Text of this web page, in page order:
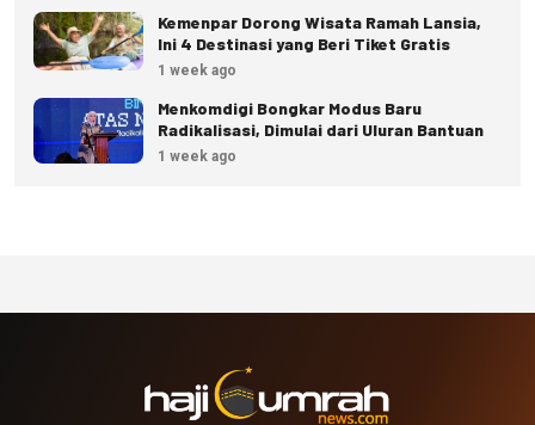
Kemenpar Dorong Wisata Ramah Lansia,
Ini 4 Destinasi yang Beri Tiket Gratis
1 week ago
Menkomdigi Bongkar Modus Baru
Radikalisasi, Dimulai dari Uluran Bantuan
1 week ago